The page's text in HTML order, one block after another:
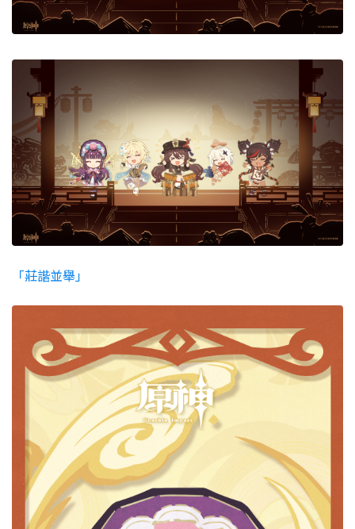
「莊諧並舉」